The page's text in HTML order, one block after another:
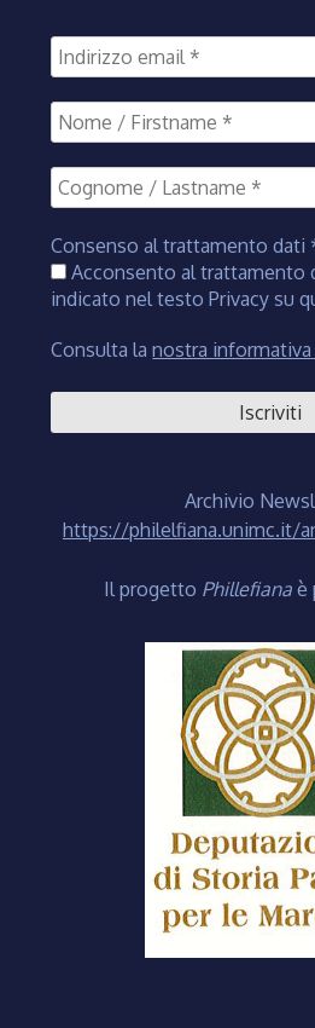
Consenso al trattamento dati
Acconsento al trattamento
indicato nel testo Privacy su
Consulta lanostra informativa
Archivio
https://philelfiana.unimc.it/
Il progetto Phillefiana è